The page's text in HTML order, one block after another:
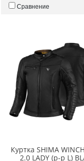
Сравнение
Куртка SHIMA
2.0 LADY (p-p L)